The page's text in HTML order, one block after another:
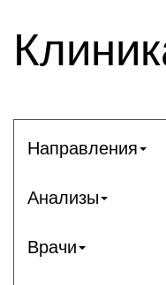
Направления
Анализы
Врачи